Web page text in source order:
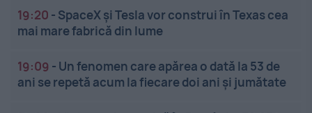
19:20 - SpaceX și Tesla vor construi în Texas cea
mai mare fabrică din lume
19:09 - Un fenomen care apărea o dată la 53 de
ani se repetă acum la fiecare doi ani și jumătate